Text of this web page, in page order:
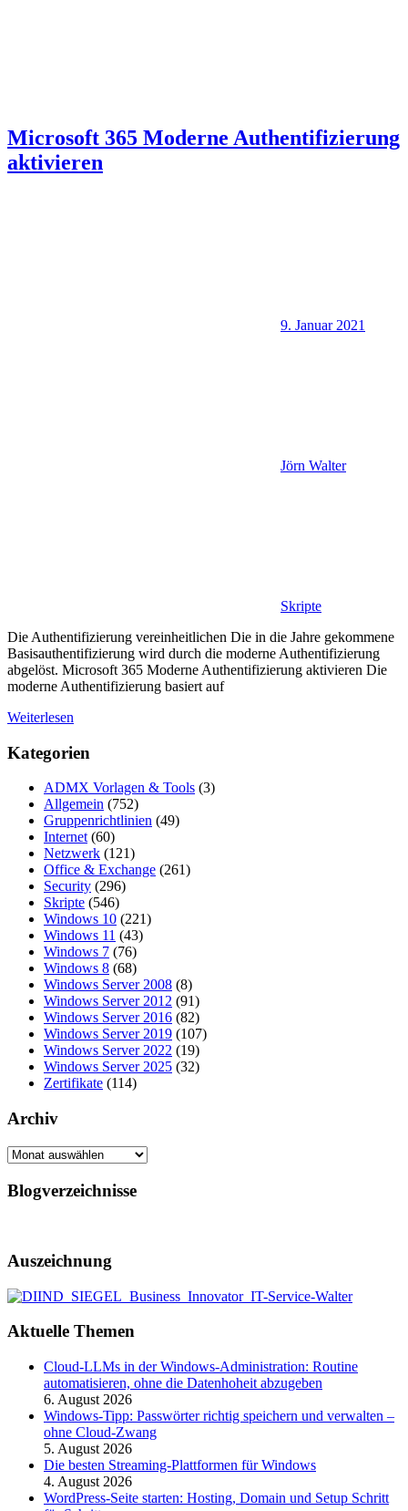
Microsoft 365 Moderne Authentifizierung
aktivieren
9. Januar 2021
Jörn Walter
Skripte
Die Authentifizierung vereinheitlichen Die in die Jahre gekommene
Basisauthentifizierung wird durch die moderne Authentifizierung
abgelöst. Microsoft 365 Moderne Authentifizierung aktivieren Die
moderne Authentifizierung basiert auf
Weiterlesen
Kategorien
ADMX Vorlagen & Tools (3)
Allgemein (752)
Gruppenrichtlinien (49)
Internet(60)
Netzwerk (121)
Office & Exchange (261)
Security (296)
Skripte (546)
Windows 10 (221)
Windows 11 (43)
Windows 7 (76)
Windows 8 (68)
Windows Server 2008 (8)
Windows Server 2012 (91)
Windows Server 2016 (82)
Windows Server 2019 (107)
Windows Server 2022 (19)
Windows Server 2025 (32)
Zertifikate (114)
Archiv
Archiv
Blogverzeichnisse
Auszeichnung
Aktuelle Themen
Cloud-LLMs in der Windows-Administration: Routine
automatisieren, ohne die Datenhoheit abzugeben
6. August 2026
Windows-Tipp: Passwörter richtig speichern und verwalten –
ohne Cloud-Zwang
5. August 2026
Die besten Streaming-Plattformen für Windows
4. August 2026
WordPress-Seite starten: Hosting, Domain und Setup Schritt